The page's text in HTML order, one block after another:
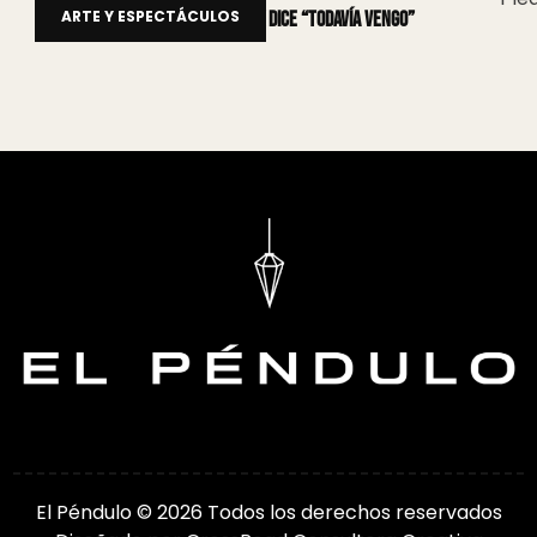
ARTE Y ESPECTÁCULOS
Tras su partida, Martín Ptasik dice “Todavía vengo”
El Péndulo © 2026 Todos los derechos reservados